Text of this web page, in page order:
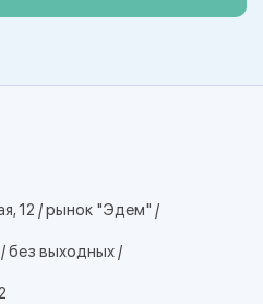
12 / рынок "Эдем" /
без выходных /